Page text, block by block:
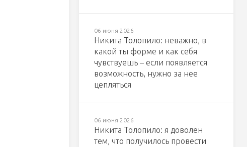
06 июня 2026
Никита Толопило: неважно, в
какой ты форме и как себя
чувствуешь – если появляется
возможность, нужно за нее
цепляться
06 июня 2026
Никита Толопило: я доволен
тем, что получилось провести